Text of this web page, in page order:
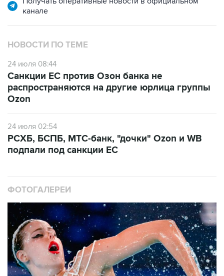
канале
НОВОСТИ ПО ТЕМЕ
24 июля 08:44
Санкции ЕС против Озон банка не
распространяются на другие юрлица группы
Ozon
24 июля 02:54
РСХБ, БСПБ, МТС-банк, "дочки" Ozon и WB
подпали под санкции ЕС
ФОТОГАЛЕРЕИ